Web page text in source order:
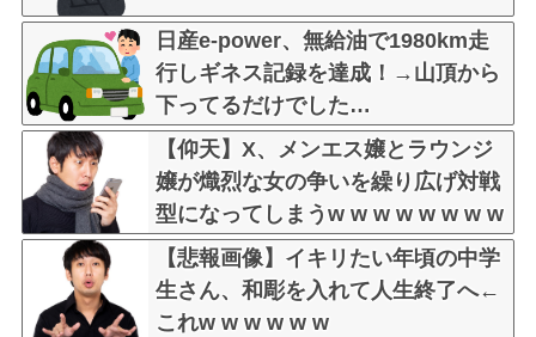
日産e-power、無給油で1980km走
行しギネス記録を達成！→山頂から
下ってるだけでした…
【仰天】X、メンエス嬢とラウンジ
嬢が熾烈な女の争いを繰り広げ対戦
型になってしまうw w w w w w w w
【悲報画像】イキリたい年頃の中学
生さん、和彫を入れて人生終了へ←
これw w w w w w